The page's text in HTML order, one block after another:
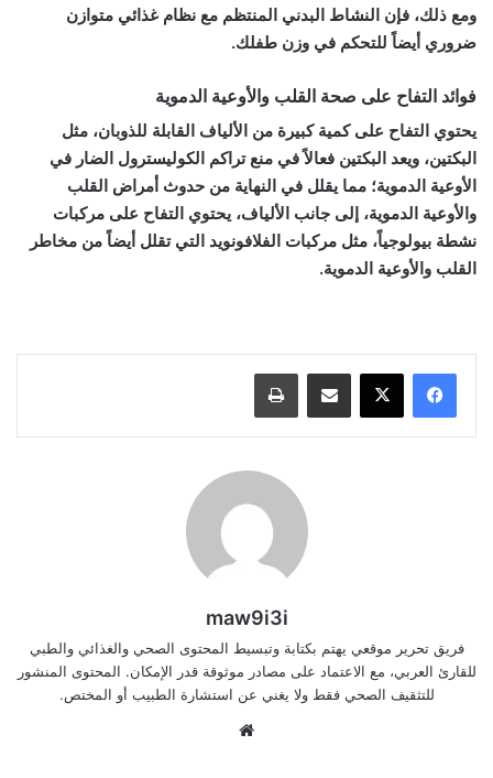
ومع ذلك، فإن النشاط البدني المنتظم مع نظام غذائي متوازن
ضروري أيضاً للتحكم في وزن طفلك.
فوائد التفاح على صحة القلب والأوعية الدموية
يحتوي التفاح على كمية كبيرة من الألياف القابلة للذوبان، مثل
البكتين، ويعد البكتين فعالاً في منع تراكم الكوليسترول الضار في
الأوعية الدموية؛ مما يقلل في النهاية من حدوث أمراض القلب
والأوعية الدموية، إلى جانب الألياف، يحتوي التفاح على مركبات
نشطة بيولوجياً، مثل مركبات الفلافونويد التي تقلل أيضاً من مخاطر
القلب والأوعية الدموية.
مشاركة عبر البريد طباعة
maw9i3i
فريق تحرير موقعي يهتم بكتابة وتبسيط المحتوى الصحي والغذائي والطبي
للقارئ العربي، مع الاعتماد على مصادر موثوقة قدر الإمكان. المحتوى المنشور
للتثقيف الصحي فقط ولا يغني عن استشارة الطبيب أو المختص.